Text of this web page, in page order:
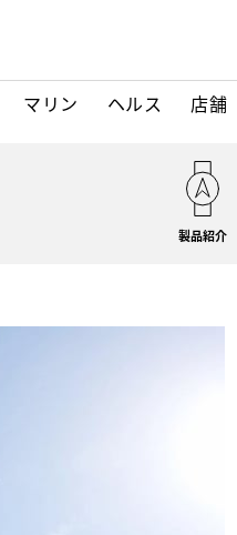
マリン ヘルス 店舗
製品紹介